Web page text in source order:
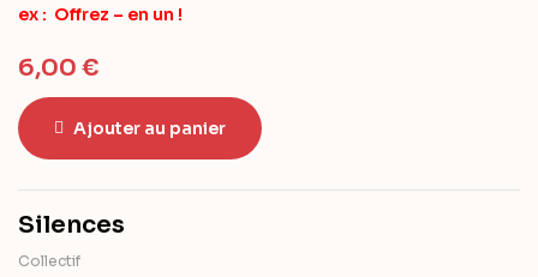
ex : Offrez – en un !
6,00 €
Ajouter au panier
Silences
Collectif